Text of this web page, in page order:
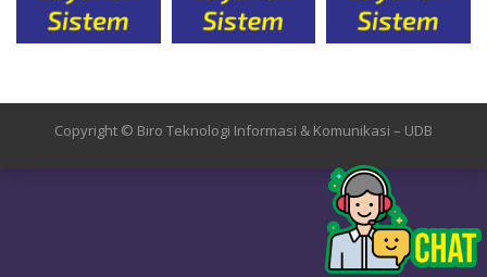
Copyright © Biro Teknologi Informasi & Komunikasi – UDB